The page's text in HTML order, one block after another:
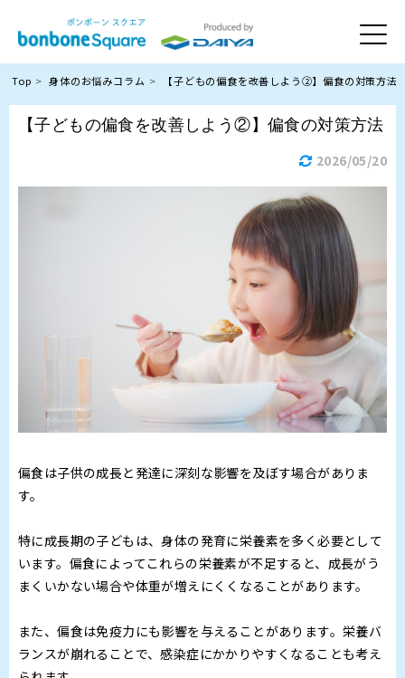
Top 身体のお悩みコラム 【子どもの偏食を改善しよう②】偏食の対策方法
【子どもの偏食を改善しよう②】偏食の対策方法
2026/05/20
偏食は子供の成長と発達に深刻な影響を及ぼす場合がありま
す。
特に成長期の子どもは、身体の発育に栄養素を多く必要として
います。偏食によってこれらの栄養素が不足すると、成長がう
まくいかない場合や体重が増えにくくなることがあります。
また、偏食は免疫力にも影響を与えることがあります。栄養バ
ランスが崩れることで、感染症にかかりやすくなることも考え